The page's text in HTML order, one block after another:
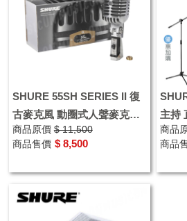
SHURE 55SH SERIES II 復
古麥克風 動圈式人聲麥克風
古典
商品原價 $ 11,500
商品售價 $ 8,500
主持
線、
商品
商品